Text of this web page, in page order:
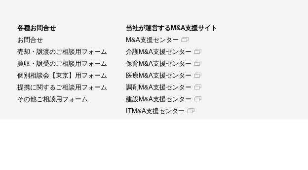
各種お問合せ
お問合せ
売却・譲渡のご相談用フォーム
買収・譲受のご相談用フォーム
個別相談会【東京】用フォーム
提携に関するご相談用フォーム
その他ご相談用フォーム
当社が運営するM&A支援サイト
M&A支援センター
介護M&A支援センター
保育M&A支援センター
医療M&A支援センター
調剤M&A支援センター
建設M&A支援センター
ITM&A支援センター